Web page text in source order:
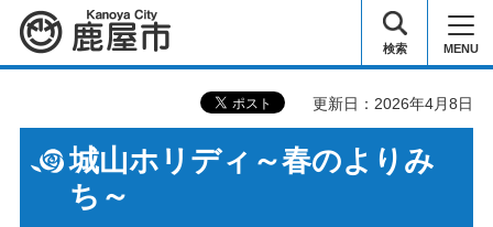
鹿屋市 検索 MENU
更新日：2026年4月8日
城山ホリディ～春のよりみ
ち～